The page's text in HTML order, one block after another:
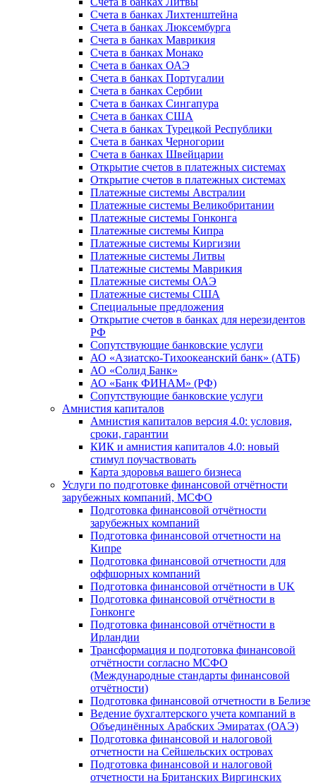
Счета в банках Лихтенштейна
Счета в банках Люксембурга
Счета в банках Маврикия
Счета в банках Монако
Счета в банках ОАЭ
Счета в банках Португалии
Счета в банках Сербии
Счета в банках Сингапура
Счета в банках США
Счета в банках Турецкой Республики
Счета в банках Черногории
Счета в банках Швейцарии
Открытие счетов в платежных системах
Открытие счетов в платежных системах
Платежные системы Австралии
Платежные системы Великобритании
Платежные системы Гонконга
Платежные системы Кипра
Платежные системы Киргизии
Платежные системы Литвы
Платежные системы Маврикия
Платежные системы ОАЭ
Платежные системы США
Специальные предложения
Открытие счетов в банках для нерезидентов
РФ
Сопутствующие банковские услуги
АО «Азиатско-Тихоокеанский банк» (АТБ)
АО «Солид Банк»
АО «Банк ФИНАМ» (РФ)
Сопутствующие банковские услуги
Амнистия капиталов
Амнистия капиталов версия 4.0: условия,
сроки, гарантии
КИК и амнистия капиталов 4.0: новый
стимул поучаствовать
Карта здоровья вашего бизнеса
Услуги по подготовке финансовой отчётности
зарубежных компаний, МСФО
Подготовка финансовой отчётности
зарубежных компаний
Подготовка финансовой отчетности на
Кипре
Подготовка финансовой отчетности для
оффшорных компаний
Подготовка финансовой отчётности в UK
Подготовка финансовой отчётности в
Гонконге
Подготовка финансовой отчётности в
Ирландии
Трансформация и подготовка финансовой
отчётности согласно МСФО
(Международные стандарты финансовой
отчётности)
Подготовка финансовой отчетности в Белизе
Ведение бухгалтерского учета компаний в
Объединённых Арабских Эмиратах (ОАЭ)
Подготовка финансовой и налоговой
отчетности на Сейшельских островах
Подготовка финансовой и налоговой
отчетности на Британских Виргинских